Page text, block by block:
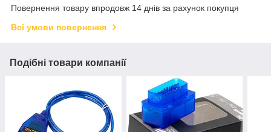
Повернення товару впродовж 14 днів за рахунок покупця
Всі умови повернення
Подібні товари компанії